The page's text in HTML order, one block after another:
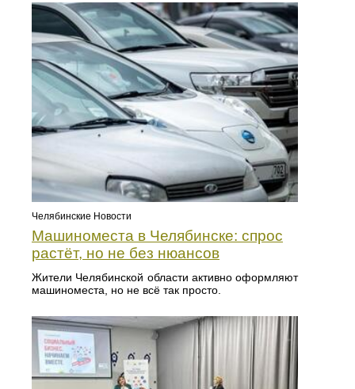
Челябинские Новости
Машиноместа в Челябинске: спрос
растёт, но не без нюансов
Жители Челябинской области активно оформляют
машиноместа, но не всё так просто.